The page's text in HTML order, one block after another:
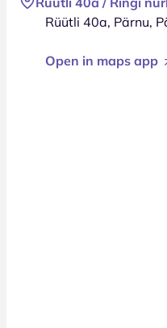
Rüütli 40a, Pärnu,
Open in maps app